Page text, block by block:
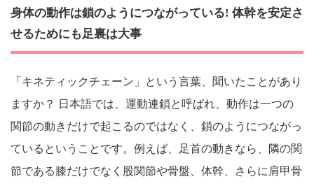
身体の動作は鎖のようにつながっている! 体幹を安定さ
せるためにも足裏は大事
「キネティックチェーン」という言葉、聞いたことがあり
ますか？ 日本語では、運動連鎖と呼ばれ、動作は一つの
関節の動きだけで起こるのではなく、鎖のようにつながっ
ているということです。例えば、足首の動きなら、隣の関
節である膝だけでなく股関節や骨盤、体幹、さらに肩甲骨